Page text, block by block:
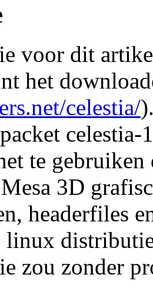
voor dit
het
celestia/
te
3D
headerfiles
linux
zou zonder